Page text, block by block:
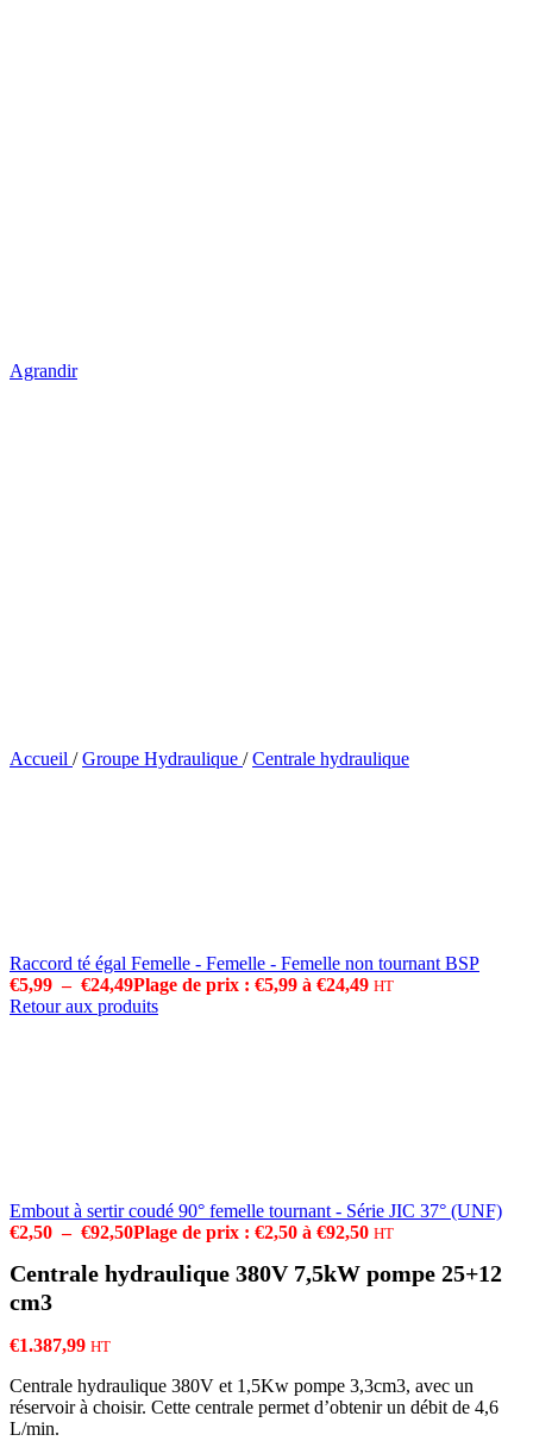
Agrandir
Accueil / Groupe Hydraulique / Centrale hydraulique
Raccord té égal Femelle - Femelle - Femelle non tournant BSP
€5,99 – €24,49Plage de prix : €5,99 à €24,49 HT
Retour aux produits
Embout à sertir coudé 90° femelle tournant - Série JIC 37° (UNF)
€2,50 – €92,50Plage de prix : €2,50 à €92,50 HT
Centrale hydraulique 380V 7,5kW pompe 25+12
cm3
€1.387,99 HT
Centrale hydraulique 380V et 1,5Kw pompe 3,3cm3, avec un
réservoir à choisir. Cette centrale permet d’obtenir un débit de 4,6
L/min.